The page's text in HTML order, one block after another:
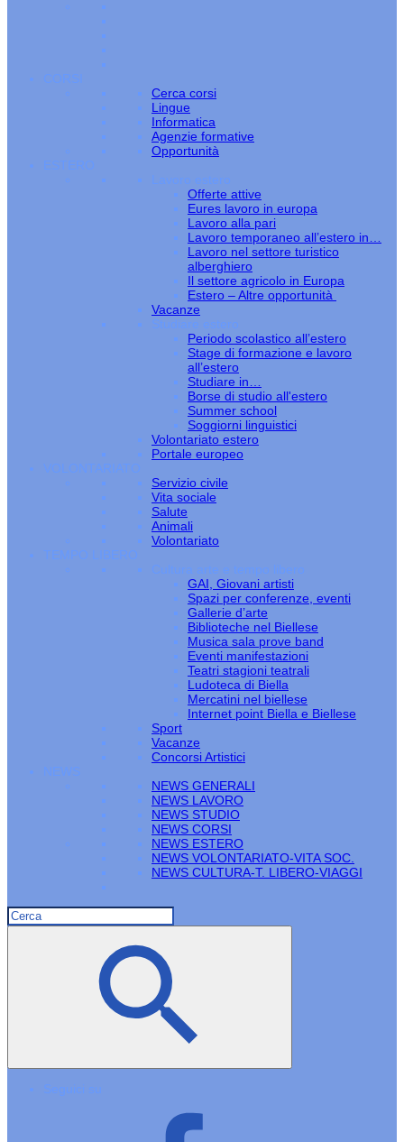
CORSI
Cerca corsi
Lingue
Informatica
Agenzie formative
Opportunità
ESTERO
Lavoro estero
Offerte attive
Eures lavoro in europa
Lavoro alla pari
Lavoro temporaneo all’estero in…
Lavoro nel settore turistico
alberghiero
Il settore agricolo in Europa
Estero – Altre opportunità
Vacanze
Studiare estero
Periodo scolastico all’estero
Stage di formazione e lavoro
all’estero
Studiare in…
Borse di studio all'estero
Summer school
Soggiorni linguistici
Volontariato estero
Portale europeo
VOLONTARIATO
Servizio civile
Vita sociale
Salute
Animali
Volontariato
TEMPO LIBERO
Cultura arte e tempo libero
GAI, Giovani artisti
Spazi per conferenze, eventi
Gallerie d’arte
Biblioteche nel Biellese
Musica sala prove band
Eventi manifestazioni
Teatri stagioni teatrali
Ludoteca di Biella
Mercatini nel biellese
Internet point Biella e Biellese
Sport
Vacanze
Concorsi Artistici
NEWS
NEWS GENERALI
NEWS LAVORO
NEWS STUDIO
NEWS CORSI
NEWS ESTERO
NEWS VOLONTARIATO-VITA SOC.
NEWS CULTURA-T. LIBERO-VIAGGI
Seguici su